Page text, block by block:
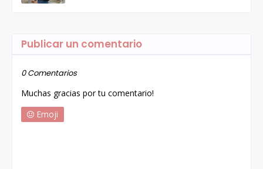
Publicar un comentario
0 Comentarios
Muchas gracias por tu comentario!
Emoji